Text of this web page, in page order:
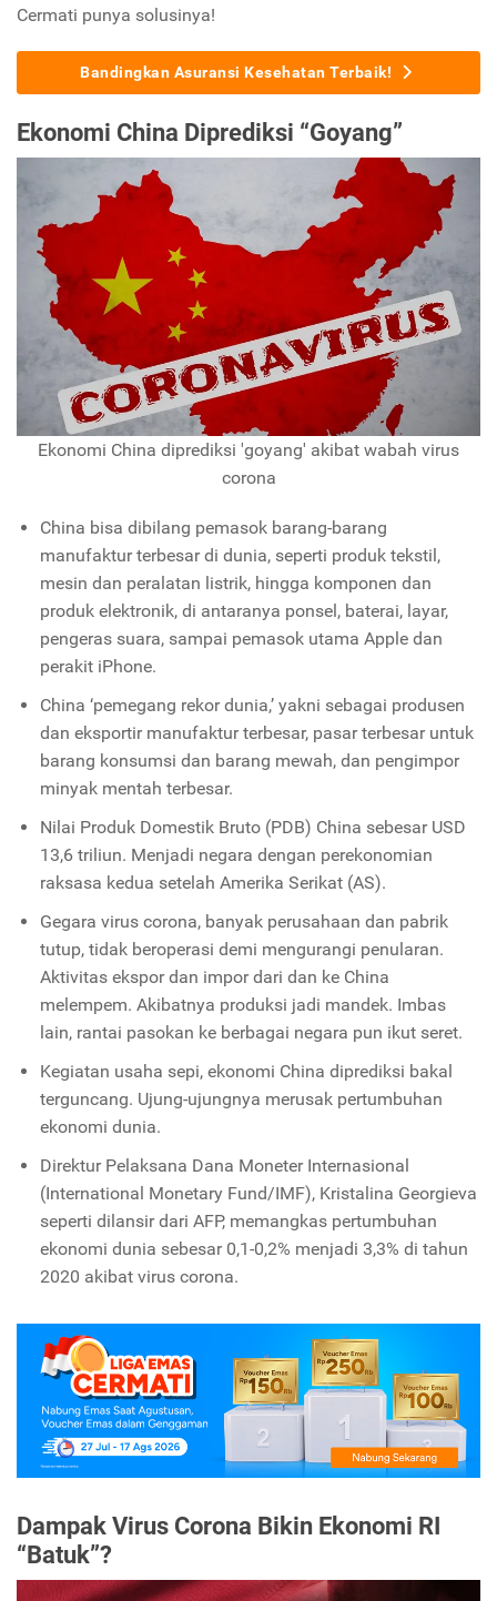
Cermati punya solusinya!
Bandingkan Asuransi Kesehatan Terbaik!
Ekonomi China Diprediksi “Goyang”
Ekonomi China diprediksi 'goyang' akibat wabah virus
corona
China bisa dibilang pemasok barang-barang
manufaktur terbesar di dunia, seperti produk tekstil,
mesin dan peralatan listrik, hingga komponen dan
produk elektronik, di antaranya ponsel, baterai, layar,
pengeras suara, sampai pemasok utama Apple dan
perakit iPhone.
China ‘pemegang rekor dunia,’ yakni sebagai produsen
dan eksportir manufaktur terbesar, pasar terbesar untuk
barang konsumsi dan barang mewah, dan pengimpor
minyak mentah terbesar.
Nilai Produk Domestik Bruto (PDB) China sebesar USD
13,6 triliun. Menjadi negara dengan perekonomian
raksasa kedua setelah Amerika Serikat (AS).
Gegara virus corona, banyak perusahaan dan pabrik
tutup, tidak beroperasi demi mengurangi penularan.
Aktivitas ekspor dan impor dari dan ke China
melempem. Akibatnya produksi jadi mandek. Imbas
lain, rantai pasokan ke berbagai negara pun ikut seret.
Kegiatan usaha sepi, ekonomi China diprediksi bakal
terguncang. Ujung-ujungnya merusak pertumbuhan
ekonomi dunia.
Direktur Pelaksana Dana Moneter Internasional
(International Monetary Fund/IMF), Kristalina Georgieva
seperti dilansir dari AFP, memangkas pertumbuhan
ekonomi dunia sebesar 0,1-0,2% menjadi 3,3% di tahun
2020 akibat virus corona.
Dampak Virus Corona Bikin Ekonomi RI
“Batuk”?